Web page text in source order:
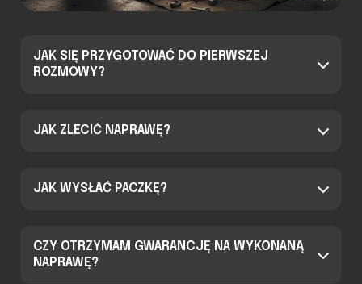
JAK SIĘ PRZYGOTOWAĆ DO PIERWSZEJ
ROZMOWY?
JAK ZLECIĆ NAPRAWĘ?
JAK WYSŁAĆ PACZKĘ?
CZY OTRZYMAM GWARANCJĘ NA WYKONANĄ
NAPRAWĘ?